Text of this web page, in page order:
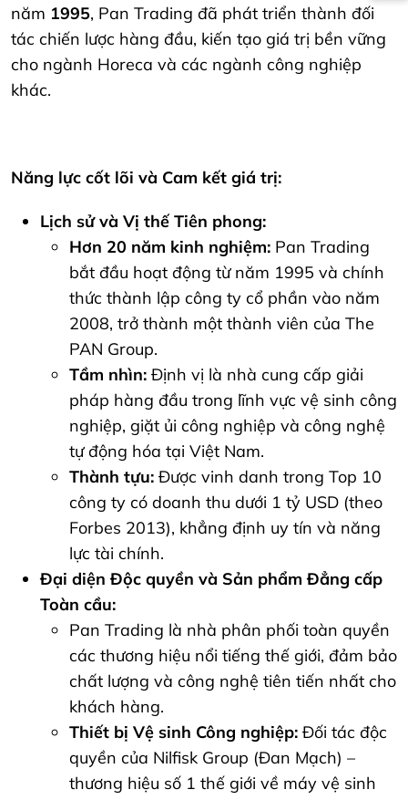
năm 1995, Pan Trading đã phát triển thành đối
tác chiến lược hàng đầu, kiến tạo giá trị bền vững
cho ngành Horeca và các ngành công nghiệp
khác.
Năng lực cốt lõi và Cam kết giá trị:
Lịch sử và Vị thế Tiên phong:
Hơn 20 năm kinh nghiệm: Pan Trading
bắt đầu hoạt động từ năm 1995 và chính
thức thành lập công ty cổ phần vào năm
2008, trở thành một thành viên của The
PAN Group.
Tầm nhìn: Định vị là nhà cung cấp giải
pháp hàng đầu trong lĩnh vực vệ sinh công
nghiệp, giặt ủi công nghiệp và công nghệ
tự động hóa tại Việt Nam.
Thành tựu: Được vinh danh trong Top 10
công ty có doanh thu dưới 1 tỷ USD (theo
Forbes 2013), khẳng định uy tín và năng
lực tài chính.
Đại diện Độc quyền và Sản phẩm Đẳng cấp
Toàn cầu:
Pan Trading là nhà phân phối toàn quyền
các thương hiệu nổi tiếng thế giới, đảm bảo
chất lượng và công nghệ tiên tiến nhất cho
khách hàng.
Thiết bị Vệ sinh Công nghiệp: Đối tác độc
quyền của Nilfisk Group (Đan Mạch) –
thương hiệu số 1 thế giới về máy vệ sinh